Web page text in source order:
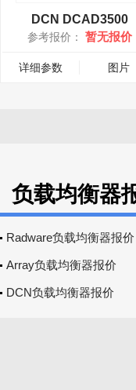
DCN DCAD3500
参考报价： 暂无报价
详细参数 图片
负载均衡器
Radware负载均衡器报价
Array负载均衡器报价
DCN负载均衡器报价